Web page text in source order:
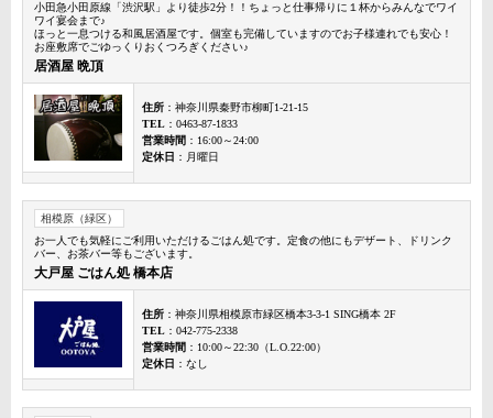
小田急小田原線「渋沢駅」より徒歩2分！！ちょっと仕事帰りに１杯からみんなでワイ
ワイ宴会まで♪
ほっと一息つける和風居酒屋です。個室も完備していますのでお子様連れでも安心！
お座敷席でごゆっくりおくつろぎください♪
居酒屋 晩頂
住所 ：神奈川県秦野市柳町1-21-15
TEL ：0463-87-1833
営業時間 ：16:00～24:00
定休日 ：月曜日
相模原（緑区）
お一人でも気軽にご利用いただけるごはん処です。定食の他にもデザート、ドリンク
バー、お茶バー等もございます。
大戸屋 ごはん処 橋本店
住所 ：神奈川県相模原市緑区橋本3-3-1 SING橋本 2F
TEL ：042-775-2338
営業時間 ：10:00～22:30（L.O.22:00）
定休日 ：なし